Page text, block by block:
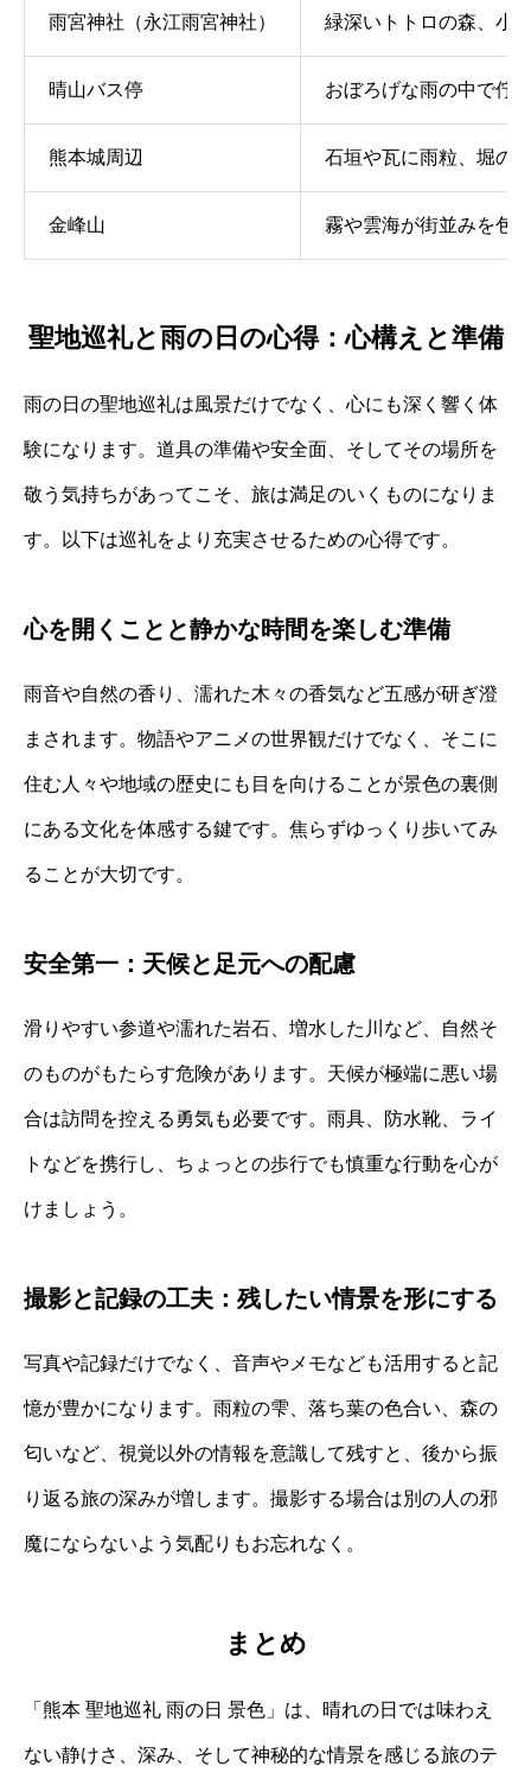
雨宮神社（永江雨宮神社） 緑深いトトロの森、小
晴山バス停 おぼろげな雨の中で佇
熊本城周辺 石垣や瓦に雨粒、堀の
金峰山 霧や雲海が街並みを包
聖地巡礼と雨の日の心得：心構えと準備
雨の日の聖地巡礼は風景だけでなく、心にも深く響く体
験になります。道具の準備や安全面、そしてその場所を
敬う気持ちがあってこそ、旅は満足のいくものになりま
す。以下は巡礼をより充実させるための心得です。
心を開くことと静かな時間を楽しむ準備
雨音や自然の香り、濡れた木々の香気など五感が研ぎ澄
まされます。物語やアニメの世界観だけでなく、そこに
住む人々や地域の歴史にも目を向けることが景色の裏側
にある文化を体感する鍵です。焦らずゆっくり歩いてみ
ることが大切です。
安全第一：天候と足元への配慮
滑りやすい参道や濡れた岩石、増水した川など、自然そ
のものがもたらす危険があります。天候が極端に悪い場
合は訪問を控える勇気も必要です。雨具、防水靴、ライ
トなどを携行し、ちょっとの歩行でも慎重な行動を心が
けましょう。
撮影と記録の工夫：残したい情景を形にする
写真や記録だけでなく、音声やメモなども活用すると記
憶が豊かになります。雨粒の雫、落ち葉の色合い、森の
匂いなど、視覚以外の情報を意識して残すと、後から振
り返る旅の深みが増します。撮影する場合は別の人の邪
魔にならないよう気配りもお忘れなく。
まとめ
「熊本 聖地巡礼 雨の日 景色」は、晴れの日では味わえ
ない静けさ、深み、そして神秘的な情景を感じる旅のテ